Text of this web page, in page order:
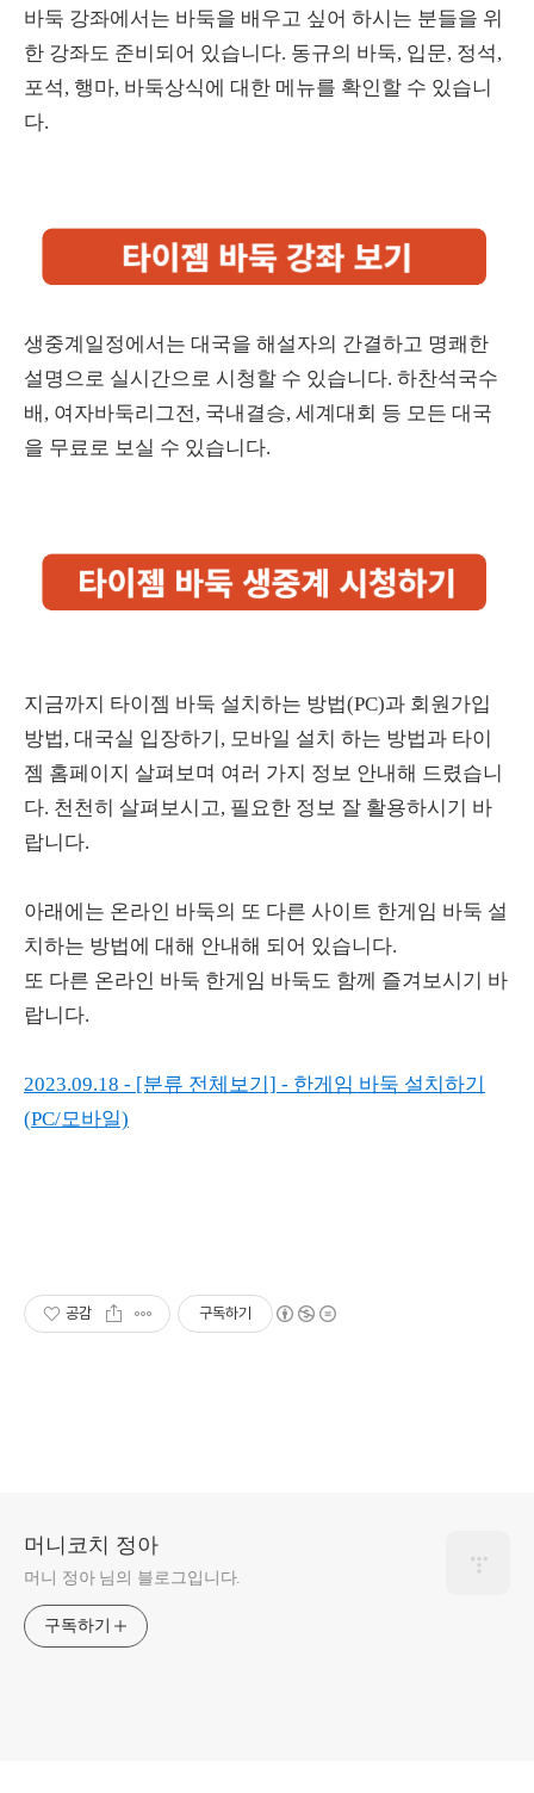
바둑 강좌에서는 바둑을 배우고 싶어 하시는 분들을 위
한 강좌도 준비되어 있습니다. 동규의 바둑, 입문, 정석,
포석, 행마, 바둑상식에 대한 메뉴를 확인할 수 있습니
다.
생중계일정에서는 대국을 해설자의 간결하고 명쾌한
설명으로 실시간으로 시청할 수 있습니다. 하찬석국수
배, 여자바둑리그전, 국내결승, 세계대회 등 모든 대국
을 무료로 보실 수 있습니다.
지금까지 타이젬 바둑 설치하는 방법(PC)과 회원가입
방법, 대국실 입장하기, 모바일 설치 하는 방법과 타이
젬 홈페이지 살펴보며 여러 가지 정보 안내해 드렸습니
다. 천천히 살펴보시고, 필요한 정보 잘 활용하시기 바
랍니다.
아래에는 온라인 바둑의 또 다른 사이트 한게임 바둑 설
치하는 방법에 대해 안내해 되어 있습니다.
또 다른 온라인 바둑 한게임 바둑도 함께 즐겨보시기 바
랍니다.
2023.09.18 - [분류 전체보기] - 한게임 바둑 설치하기
(PC/모바일)
공감 구독하기
머니코치 정아
머니 정아 님의 블로그입니다.
구독하기